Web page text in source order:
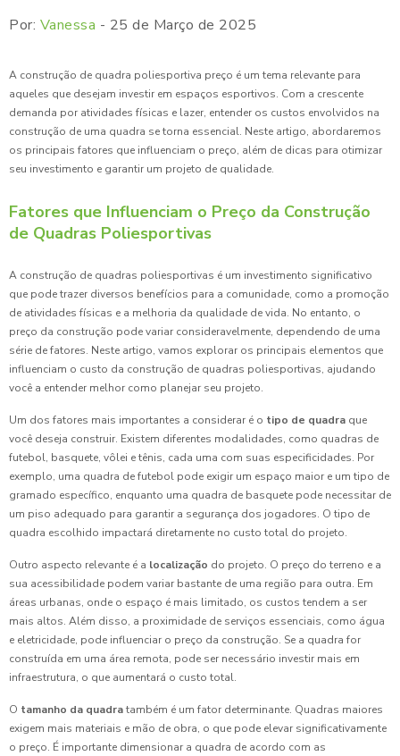
Por: Vanessa - 25 de Março de 2025
A construção de quadra poliesportiva preço é um tema relevante para
aqueles que desejam investir em espaços esportivos. Com a crescente
demanda por atividades físicas e lazer, entender os custos envolvidos na
construção de uma quadra se torna essencial. Neste artigo, abordaremos
os principais fatores que influenciam o preço, além de dicas para otimizar
seu investimento e garantir um projeto de qualidade.
Fatores que Influenciam o Preço da Construção
de Quadras Poliesportivas
A construção de quadras poliesportivas é um investimento significativo
que pode trazer diversos benefícios para a comunidade, como a promoção
de atividades físicas e a melhoria da qualidade de vida. No entanto, o
preço da construção pode variar consideravelmente, dependendo de uma
série de fatores. Neste artigo, vamos explorar os principais elementos que
influenciam o custo da construção de quadras poliesportivas, ajudando
você a entender melhor como planejar seu projeto.
Um dos fatores mais importantes a considerar é o tipo de quadra que
você deseja construir. Existem diferentes modalidades, como quadras de
futebol, basquete, vôlei e tênis, cada uma com suas especificidades. Por
exemplo, uma quadra de futebol pode exigir um espaço maior e um tipo de
gramado específico, enquanto uma quadra de basquete pode necessitar de
um piso adequado para garantir a segurança dos jogadores. O tipo de
quadra escolhido impactará diretamente no custo total do projeto.
Outro aspecto relevante é a localização do projeto. O preço do terreno e a
sua acessibilidade podem variar bastante de uma região para outra. Em
áreas urbanas, onde o espaço é mais limitado, os custos tendem a ser
mais altos. Além disso, a proximidade de serviços essenciais, como água
e eletricidade, pode influenciar o preço da construção. Se a quadra for
construída em uma área remota, pode ser necessário investir mais em
infraestrutura, o que aumentará o custo total.
O tamanho da quadratambém é um fator determinante. Quadras maiores
exigem mais materiais e mão de obra, o que pode elevar significativamente
o preço. É importante dimensionar a quadra de acordo com as